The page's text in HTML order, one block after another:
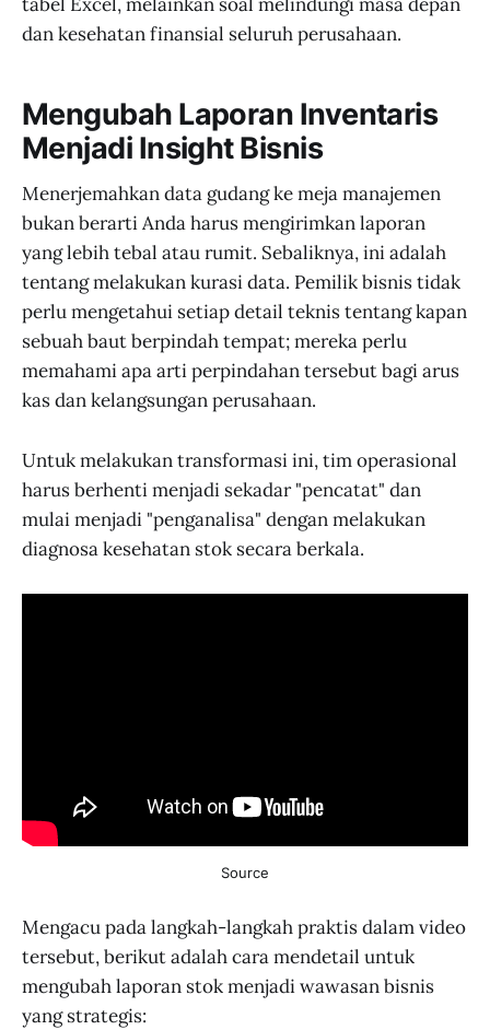
dan kesehatan finansial seluruh perusahaan.
Mengubah Laporan Inventaris
Menjadi Insight Bisnis
Menerjemahkan data gudang ke meja manajemen
bukan berarti Anda harus mengirimkan laporan
yang lebih tebal atau rumit. Sebaliknya, ini adalah
tentang melakukan kurasi data. Pemilik bisnis tidak
perlu mengetahui setiap detail teknis tentang kapan
sebuah baut berpindah tempat; mereka perlu
memahami apa arti perpindahan tersebut bagi arus
kas dan kelangsungan perusahaan.
Untuk melakukan transformasi ini, tim operasional
harus berhenti menjadi sekadar "pencatat" dan
mulai menjadi "penganalisa" dengan melakukan
diagnosa kesehatan stok secara berkala.
Source
Mengacu pada langkah-langkah praktis dalam video
tersebut, berikut adalah cara mendetail untuk
mengubah laporan stok menjadi wawasan bisnis
yang strategis: